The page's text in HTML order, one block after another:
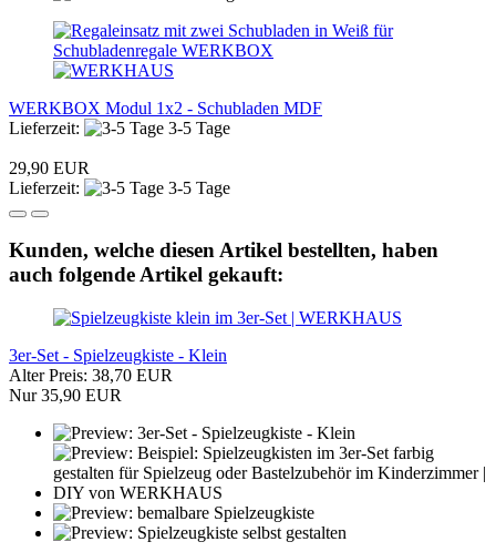
WERKBOX Modul 1x2 - Schubladen MDF
Lieferzeit:
3-5 Tage
29,90 EUR
Lieferzeit:
3-5 Tage
Kunden, welche diesen Artikel bestellten, haben
auch folgende Artikel gekauft:
3er-Set - Spielzeugkiste - Klein
Alter Preis: 38,70 EUR
Nur 35,90 EUR